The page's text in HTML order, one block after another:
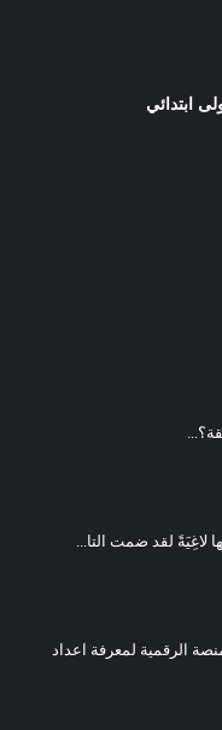
ابتدائي
الرقمية لمعرفة اعداد